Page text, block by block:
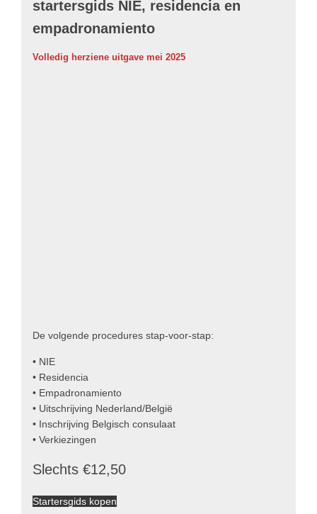
startersgids NIE, residencia en
empadronamiento
Volledig herziene uitgave mei 2025
De volgende procedures stap-voor-stap:
• NIE
• Residencia
• Empadronamiento
• Uitschrijving Nederland/België
• Inschrijving Belgisch consulaat
• Verkiezingen
Slechts €12,50
Startersgids kopen